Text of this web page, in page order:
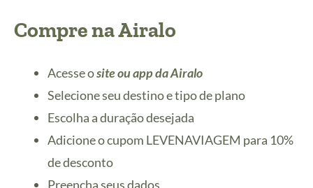
Compre na Airalo
Acesse osite ou app da Airalo
Selecione seu destino e tipo de plano
Escolha a duração desejada
Adicione o cupom LEVENAVIAGEM para 10%
de desconto
Preencha seus dados